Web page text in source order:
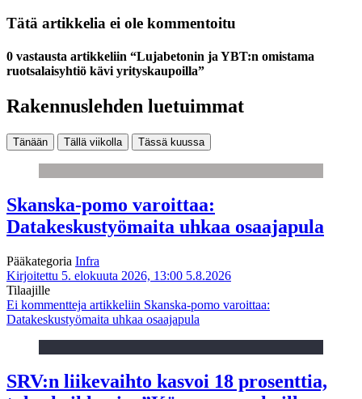
Tätä artikkelia ei ole kommentoitu
0 vastausta artikkeliin “Lujabetonin ja YBT:n omistama
ruotsalaisyhtiö kävi yrityskaupoilla”
Rakennuslehden luetuimmat
Tänään Tällä viikolla Tässä kuussa
Skanska-pomo varoittaa:
Datakeskustyömaita uhkaa osaajapula
Pääkategoria Infra
Kirjoitettu 5. elokuuta 2026, 13:00 5.8.2026
Tilaajille
Ei kommentteja artikkeliin Skanska-pomo varoittaa:
Datakeskustyömaita uhkaa osaajapula
SRV:n liikevaihto kasvoi 18 prosenttia,